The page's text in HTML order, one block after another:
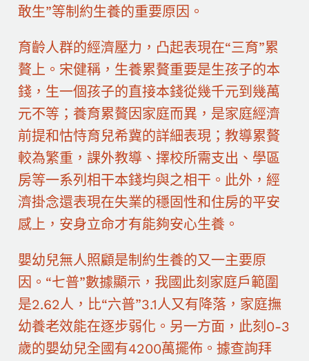
敢生”等制約生養的重要原因。
育齡人群的經濟壓力，凸起表現在“三育”累
贅上。宋健稱，生養累贅重要是生孩子的本
錢，生一個孩子的直接本錢從幾千元到幾萬
元不等；養育累贅因家庭而異，是家庭經濟
前提和怙恃育兒希冀的詳細表現；教導累贅
較為繁重，課外教導、擇校所需支出、學區
房等一系列相干本錢均與之相干。此外，經
濟掛念還表現在失業的穩固性和住房的平安
感上，安身立命才有能夠安心生養。
嬰幼兒無人照顧是制約生養的又一主要原
因。“七普”數據顯示，我國此刻家庭戶範圍
是2.62人，比“六普”3.1人又有降落，家庭撫
幼養老效能在逐步弱化。另一方面，此刻0-3
歲的嬰幼兒全國有4200萬擺佈。據查詢拜